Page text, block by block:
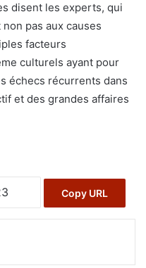
disent les experts, qui
non pas aux causes
facteurs
culturels ayant pour
échecs récurrents dans
et des grandes affaires
Copy URL